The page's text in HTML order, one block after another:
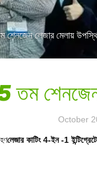
লেজার মেলায়
October
লেজার কাটিং 4-ইন -1